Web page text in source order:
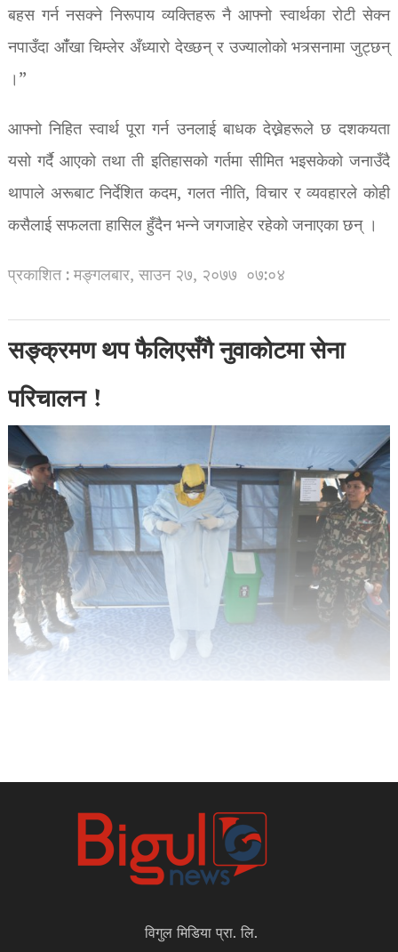
बहस गर्न नसक्ने निरूपाय व्यक्तिहरू नै आफ्नो स्वार्थका रोटी सेक्न
नपाउँदा आँंखा चिम्लेर अँध्यारो देख्छन् र उज्यालोको भत्र्सनामा जुट्छन्
।”
आफ्नो निहित स्वार्थ पूरा गर्न उनलाई बाधक देख्नेहरूले छ दशकयता
यसो गर्दै आएको तथा ती इतिहासको गर्तमा सीमित भइसकेको जनाउँदै
थापाले अरूबाट निर्देशित कदम, गलत नीति, विचार र व्यवहारले कोही
कसैलाई सफलता हासिल हुँदैन भन्ने जगजाहेर रहेको जनाएका छन् ।
प्रकाशित : मङ्गलबार, साउन २७, २०७७ ०७:०४
सङ्क्रमण थप फैलिएसँगै नुवाकोटमा सेना
परिचालन !
विगुल मिडिया प्रा. लि.